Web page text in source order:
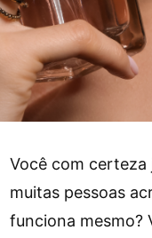
Você com
muitas pessoas
funciona mesmo?